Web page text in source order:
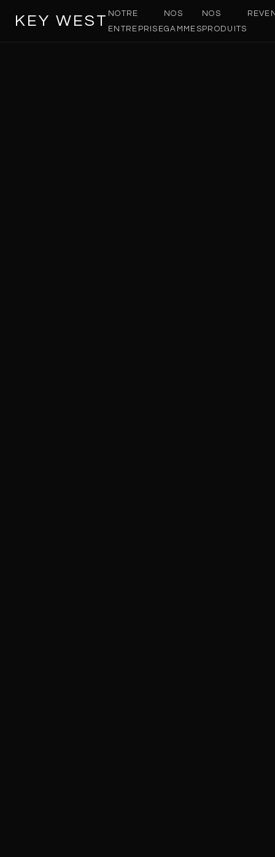
KEY WEST NOTRE
ENTREPRISE
NOS
GAMMES
NOS
PRODUITS